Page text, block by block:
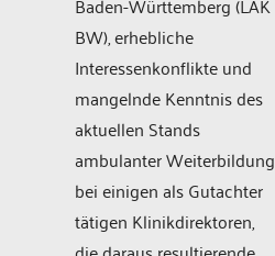
BW), erhebliche
Interessenkonflikte und
mangelnde Kenntnis des
aktuellen Stands
ambulanter Weiterbildung
bei einigen als Gutachter
tätigen Klinikdirektoren,